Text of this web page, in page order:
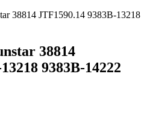
38814
9383B-14222